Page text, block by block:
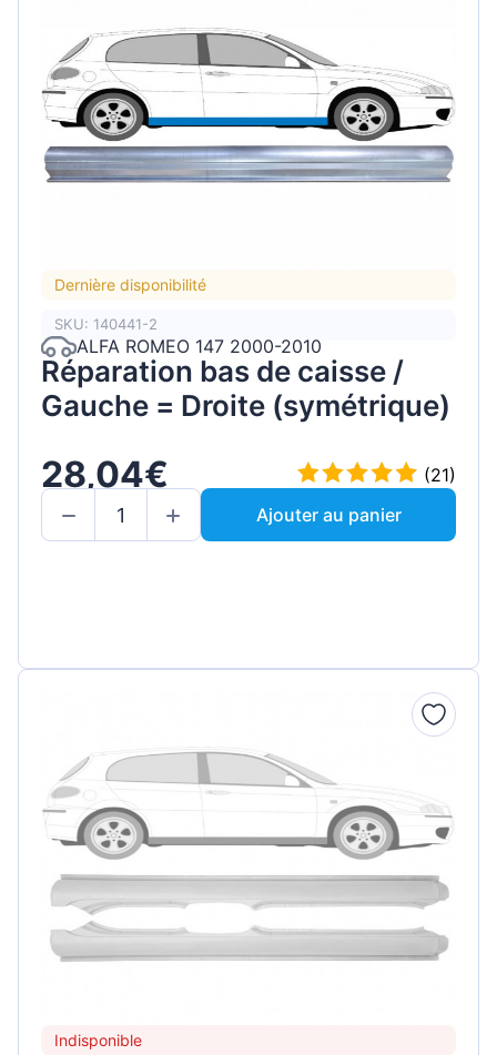
Dernière disponibilité
SKU: 140441-2
ALFA ROMEO 147 2000-2010
Réparation bas de caisse /
Gauche = Droite (symétrique)
28,04€
(21)
Ajouter au panier
Indisponible